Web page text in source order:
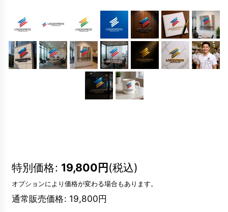
特別価格: 19,800円(税込)
オプションにより価格が変わる場合もあります。
通常販売価格: 19,800円